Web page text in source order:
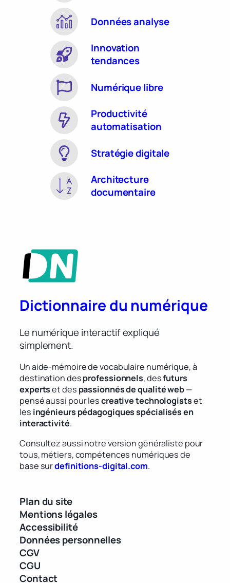
Données analyse
Innovation
tendances
Numérique libre
Productivité
automatisation
Stratégie digitale
Architecture
documentaire
Dictionnaire du numérique
Le numérique interactif expliqué
simplement.
Un aide-mémoire de vocabulaire numérique, à
destination desprofessionnels, desfuturs
expertset des passionnés de qualité web—
pensé aussi pour lescreative technologistset
les ingénieurs pédagogiques spécialisés en
interactivité.
Consultez aussi notre version généraliste pour
tous, métiers, compétences numériques de
base surdefinitions-digital.com.
Plan du site
Mentions légales
Accessibilité
Données personnelles
CGV
CGU
Contact